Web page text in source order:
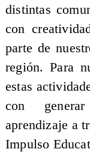
distintas
con
parte de
región. Para
estas
con
aprendizaje a
Impulso